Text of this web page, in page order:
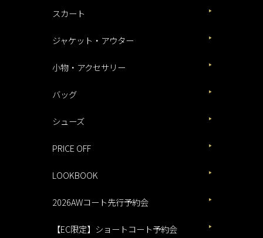
スカート
ジャケット・アウター
小物・アクセサリー
バッグ
シューズ
PRICE OFF
LOOKBOOK
2026AWコート先行予約会
【EC限定】ショートコート予約会